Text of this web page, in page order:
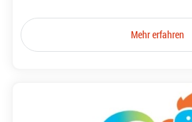
Mehr erfahren